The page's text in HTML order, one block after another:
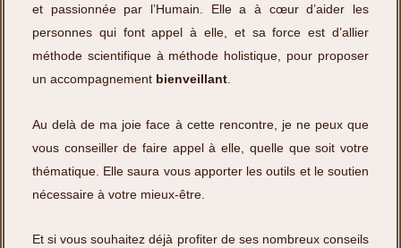
et passionnée par l’Humain. Elle a à cœur d’aider les
personnes qui font appel à elle, et sa force est d’allier
méthode scientifique à méthode holistique, pour proposer
un accompagnement bienveillant.
Au delà de ma joie face à cette rencontre, je ne peux que
vous conseiller de faire appel à elle, quelle que soit votre
thématique. Elle saura vous apporter les outils et le soutien
nécessaire à votre mieux-être.
Et si vous souhaitez déjà profiter de ses nombreux conseils